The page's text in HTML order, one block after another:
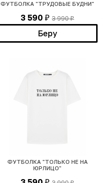
ФУТБОЛКА "ТРУДОВЫЕ БУДНИ"
3 590 ₽ 3 990₽
Беру
ФУТБОЛКА "ТОЛЬКО НЕ НА
ЮРЛИЦО"